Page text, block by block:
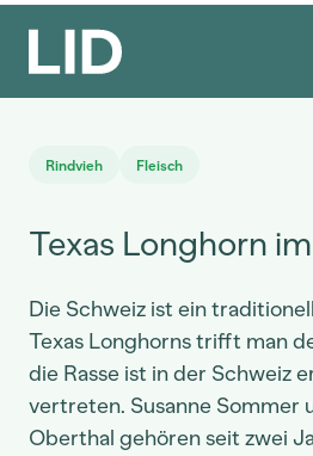
Rindvieh Fleisch
Texas Longhorn
Die Schweiz ist ein
Texas Longhorns trifft man
die Rasse ist in der Schweiz
vertreten. Susanne Sommer
Oberthal gehören seit zwei